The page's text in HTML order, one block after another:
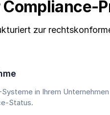
Compliance-
zur
in Ihrem
Status.